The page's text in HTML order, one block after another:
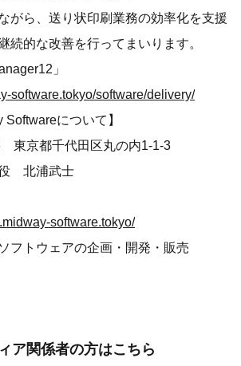
がら、送り状印刷業務の効率化を支援
続的な改善を行ってまいります。
」
software.tokyo/software/delivery/
Softwareについて】
東京都千代田区丸の内1-1-3
北浦武士
software.tokyo/
フトウェアの企画・開発・販売
ア関係者の方はこちら